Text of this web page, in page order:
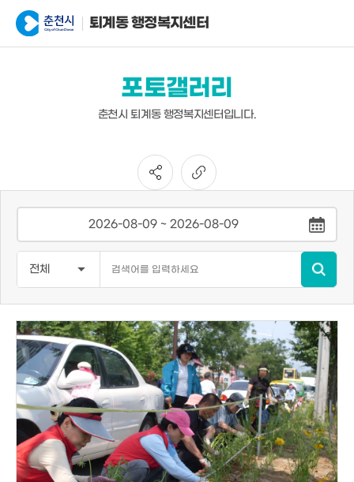
퇴계동 행정복지센터
포토갤러리
춘천시 퇴계동 행정복지센터입니다.